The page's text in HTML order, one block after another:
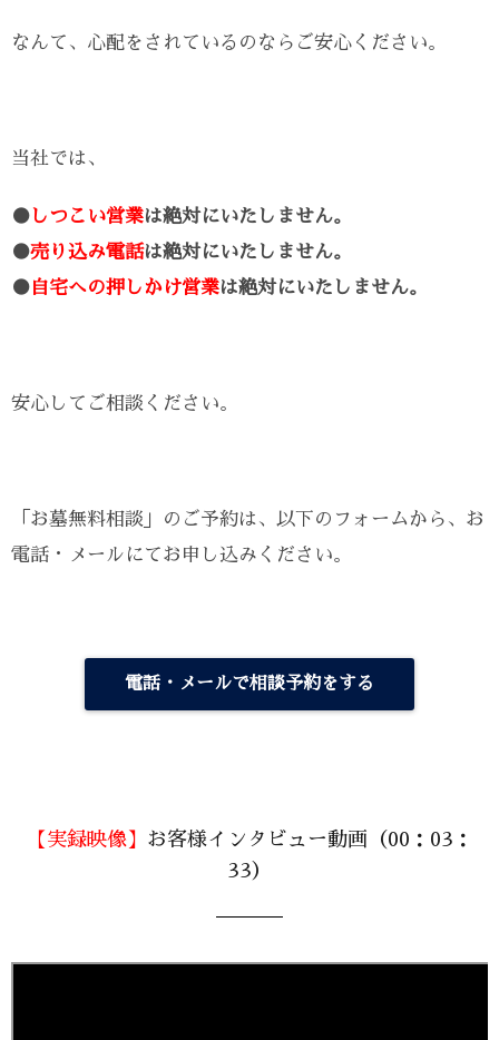
なんて、心配をされているのならご安心ください。
当社では、
● しつこい営業は絶対にいたしません。
●売り込み電話は絶対にいたしません。
● 自宅への押しかけ営業は絶対にいたしません。
安心してご相談ください。
「お墓無料相談」のご予約は、以下のフォームから、お
電話・メールにてお申し込みください。
電話・メールで相談予約をする
【実録映像】 お客様インタビュー動画（00：03：
33）